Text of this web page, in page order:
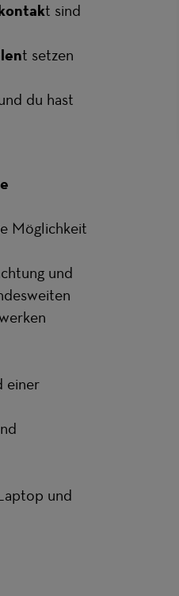
t sind
t setzen
du hast
Möglichkeit
und
einer
und